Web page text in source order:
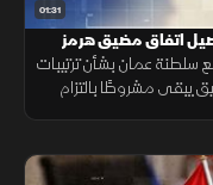
01:31
اتفاق مضيق هرمز
مع سلطنة عمان بشأن ترتيبات
يبقى مشروطًا بالتزام